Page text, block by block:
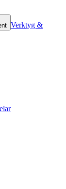
Verktyg &